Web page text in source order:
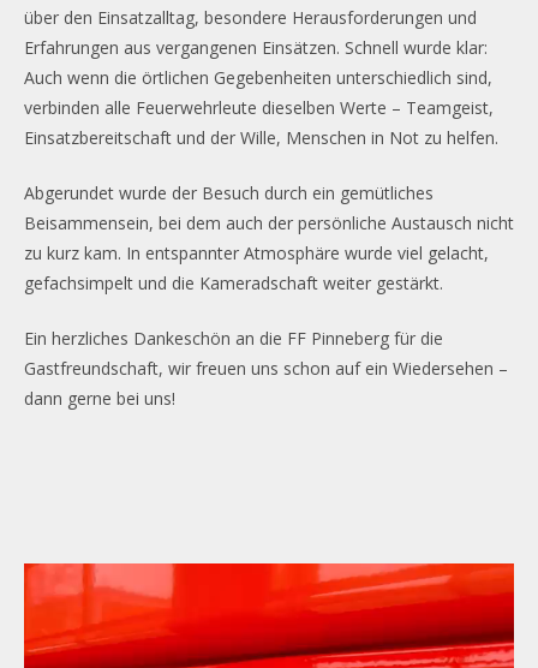
über den Einsatzalltag, besondere Herausforderungen und
Erfahrungen aus vergangenen Einsätzen. Schnell wurde klar:
Auch wenn die örtlichen Gegebenheiten unterschiedlich sind,
verbinden alle Feuerwehrleute dieselben Werte – Teamgeist,
Einsatzbereitschaft und der Wille, Menschen in Not zu helfen.
Abgerundet wurde der Besuch durch ein gemütliches
Beisammensein, bei dem auch der persönliche Austausch nicht
zu kurz kam. In entspannter Atmosphäre wurde viel gelacht,
gefachsimpelt und die Kameradschaft weiter gestärkt.
Ein herzliches Dankeschön an die FF Pinneberg für die
Gastfreundschaft, wir freuen uns schon auf ein Wiedersehen –
dann gerne bei uns!